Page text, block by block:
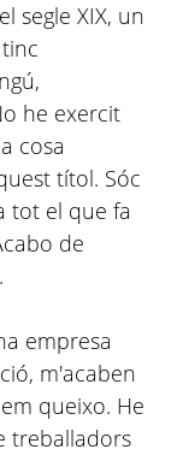
segle XIX, un
he exercit
cosa
títol. Sóc
tot el que fa
de
.
empresa
, m'acaben
queixo. He
treballadors